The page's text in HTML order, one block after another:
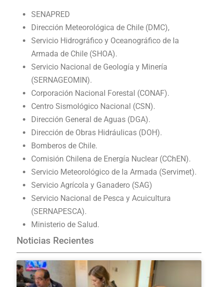
SENAPRED
Dirección Meteorológica de Chile (DMC),
Servicio Hidrográfico y Oceanográfico de la
Armada de Chile (SHOA).
Servicio Nacional de Geología y Minería
(SERNAGEOMIN).
Corporación Nacional Forestal (CONAF).
Centro Sismológico Nacional (CSN).
Dirección General de Aguas (DGA).
Dirección de Obras Hidráulicas (DOH).
Bomberos de Chile.
Comisión Chilena de Energía Nuclear (CChEN).
Servicio Meteorológico de la Armada (Servimet).
Servicio Agrícola y Ganadero (SAG)
Servicio Nacional de Pesca y Acuicultura
(SERNAPESCA).
Ministerio de Salud.
Noticias Recientes